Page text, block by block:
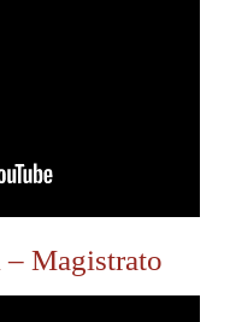
Magistrato